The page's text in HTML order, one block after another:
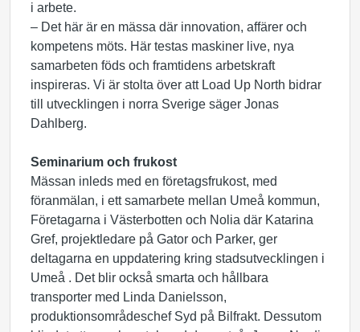
i arbete.
– Det här är en mässa där innovation, affärer och
kompetens möts. Här testas maskiner live, nya
samarbeten föds och framtidens arbetskraft
inspireras. Vi är stolta över att Load Up North bidrar
till utvecklingen i norra Sverige säger Jonas
Dahlberg.
Seminarium och frukost
Mässan inleds med en företagsfrukost, med
föranmälan, i ett samarbete mellan Umeå kommun,
Företagarna i Västerbotten och Nolia där Katarina
Gref, projektledare på Gator och Parker, ger
deltagarna en uppdatering kring stadsutvecklingen i
Umeå . Det blir också smarta och hållbara
transporter med Linda Danielsson,
produktionsområdeschef Syd på Bilfrakt. Dessutom